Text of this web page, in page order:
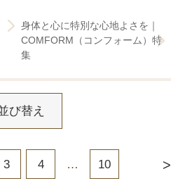
身体と心に特別な心地よさを｜
COMFORM（コンフォーム）特
集
び替え
>
3 4 … 10